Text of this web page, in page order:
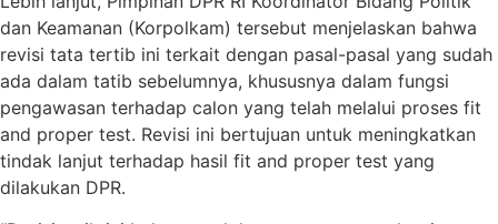
dan Keamanan (Korpolkam) tersebut menjelaskan bahwa
revisi tata tertib ini terkait dengan pasal-pasal yang sudah
ada dalam tatib sebelumnya, khususnya dalam fungsi
pengawasan terhadap calon yang telah melalui proses fit
and proper test. Revisi ini bertujuan untuk meningkatkan
tindak lanjut terhadap hasil fit and proper test yang
dilakukan DPR.